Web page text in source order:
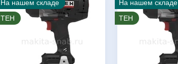
На нашем складе
TEH
На нашем складе
TEH